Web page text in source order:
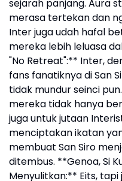
sejarah panjang. Aura
merasa tertekan dan
Inter juga udah hafal
mereka lebih leluasa
"No Retreat":** Inter,
fans fanatiknya di San
tidak mundur seinci
mereka tidak hanya
juga untuk jutaan
menciptakan ikatan
membuat San Siro
ditembus. **Genoa, Si
Menyulitkan:** Eits,